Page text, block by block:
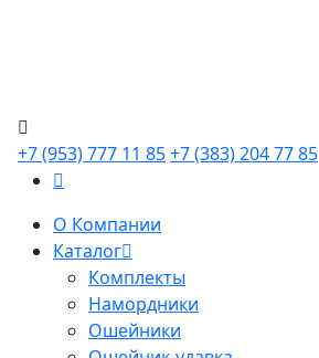
+7 (953) 777 11 85+7 (383) 204 77 85
О Компании
Каталог
Комплекты
Намордники
Ошейники